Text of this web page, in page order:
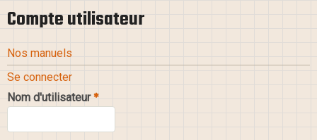
Compte utilisateur
Nos manuels
Se connecter
Nom d'utilisateur